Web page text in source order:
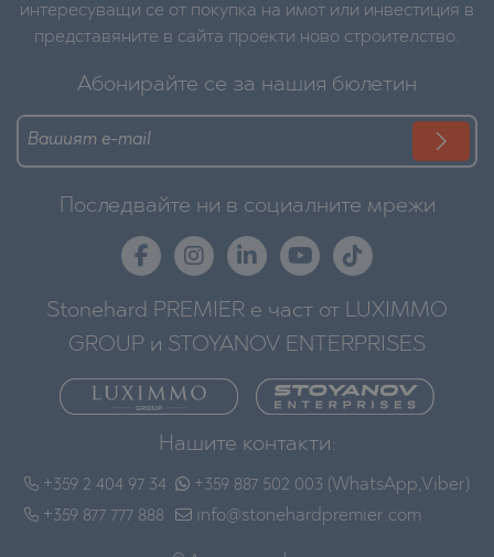
интересуващи се от покупка на имот или инвестиция в
представяните в сайта проекти ново строителство.
Абонирайте се за нашия бюлетин
Последвайте ни в социалните мрежи
Stonehard PREMIER е част от LUXIMMO
GROUP и STOYANOV ENTERPRISES
Нашите контакти:
+359 2 404 97 34
+359 877 777 888
+359 887 502 003 (WhatsApp,Viber)
info@stonehardpremier.com